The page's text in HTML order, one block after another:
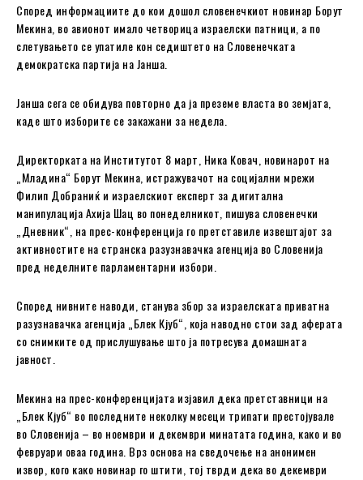
Според информациите до кои дошол словенечкиот новинар Борут
Мекина, во авионот имало четворица израелски патници, а по
слетувањето се упатиле кон седиштето на Словенечката
демократска партија на Јанша.
Јанша сега се обидува повторно да ја преземе власта во земјата,
каде што изборите се закажани за недела.
Директорката на Институтот 8 март, Ника Ковач, новинарот на
„Младина“ Борут Мекина, истражувачот на социјални мрежи
Филип Добрaниќ и израелскиот експерт за дигитална
манипулација Ахија Шац во понеделникот, пишува словенечки
„Дневник“, на прес-конференција го претставиле извештајот за
активностите на странска разузнавачка агенција во Словенија
пред неделните парламентарни избори.
Според нивните наводи, станува збор за израелската приватна
разузнавачка агенција „Блек Кјуб“, која наводно стои зад аферата
со снимките од прислушување што ја потресува домашната
јавност.
Мекина на прес-конференцијата изјавил дека претставници на
„Блек Кјуб“ во последните неколку месеци трипати престојувале
во Словенија – во ноември и декември минатата година, како и во
февруари оваа година. Врз основа на сведочење на анонимен
извор, кого како новинар го штити, тој тврди дека во декември